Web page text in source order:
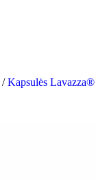
/ Kapsulės Lavazza®